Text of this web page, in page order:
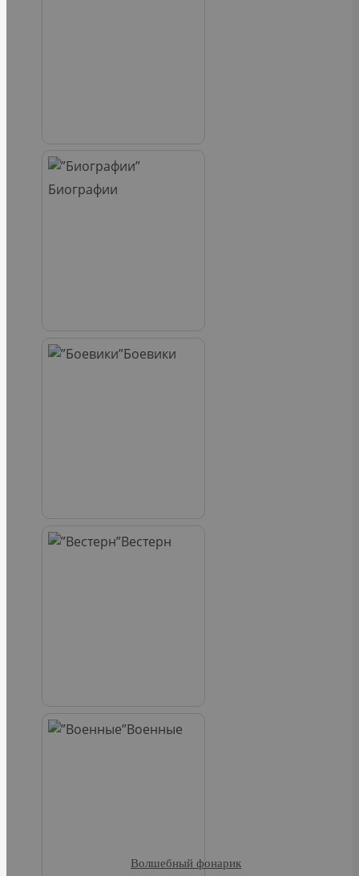
Биографии
Боевики
Вестерн
Военные
Волшебный фонарик